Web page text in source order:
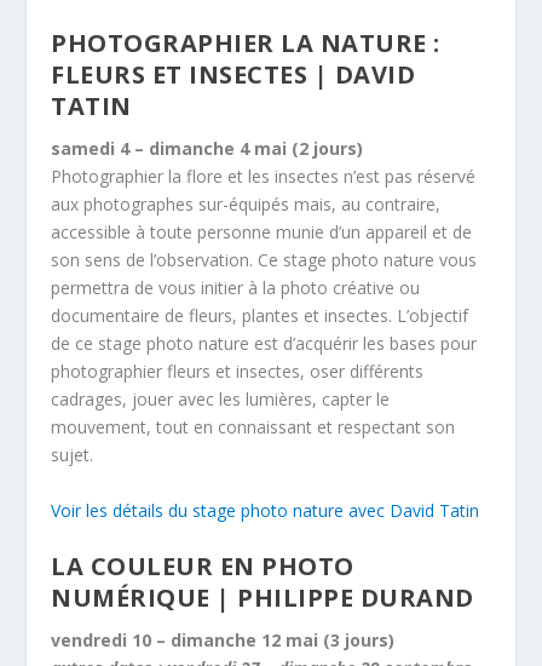
PHOTOGRAPHIER LA NATURE :
FLEURS ET INSECTES | DAVID
TATIN
samedi 4 – dimanche 4 mai (2 jours)
Photographier la flore et les insectes n’est pas réservé
aux photographes sur-équipés mais, au contraire,
accessible à toute personne munie d’un appareil et de
son sens de l’observation. Ce stage photo nature vous
permettra de vous initier à la photo créative ou
documentaire de fleurs, plantes et insectes. L’objectif
de ce stage photo nature est d’acquérir les bases pour
photographier fleurs et insectes, oser différents
cadrages, jouer avec les lumières, capter le
mouvement, tout en connaissant et respectant son
sujet.
Voir les détails du stage photo nature avec David Tatin
LA COULEUR EN PHOTO
NUMÉRIQUE | PHILIPPE DURAND
vendredi 10 – dimanche 12 mai (3 jours)